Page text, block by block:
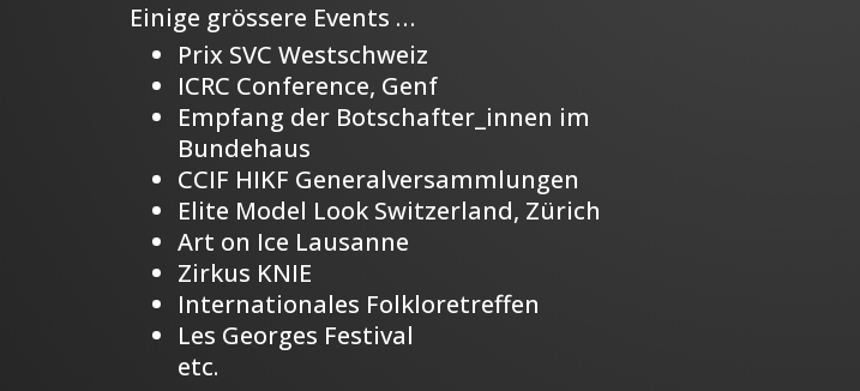
Einige grössere Events …
Prix SVC Westschweiz
ICRC Conference, Genf
Empfang der Botschafter_innen im
Bundehaus
CCIF HIKF Generalversammlungen
Elite Model Look Switzerland, Zürich
Art on Ice Lausanne
Zirkus KNIE
Internationales Folkloretreffen
Les Georges Festival
etc.